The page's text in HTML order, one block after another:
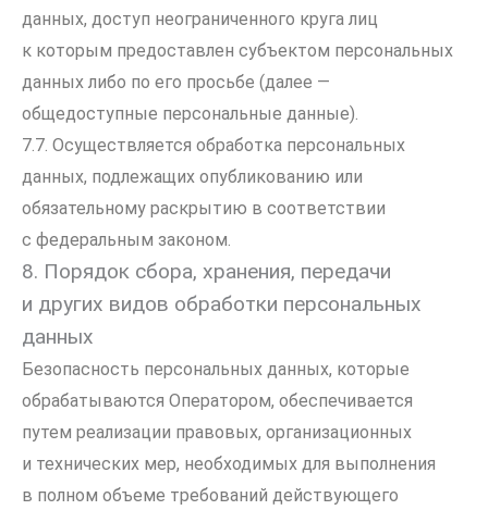
данных, доступ неограниченного круга лиц
к которым предоставлен субъектом персональных
данных либо по его просьбе (далее —
общедоступные персональные данные).
7.7. Осуществляется обработка персональных
данных, подлежащих опубликованию или
обязательному раскрытию в соответствии
с федеральным законом.
8. Порядок сбора, хранения, передачи
и других видов обработки персональных
данных
Безопасность персональных данных, которые
обрабатываются Оператором, обеспечивается
путем реализации правовых, организационных
и технических мер, необходимых для выполнения
в полном объеме требований действующего